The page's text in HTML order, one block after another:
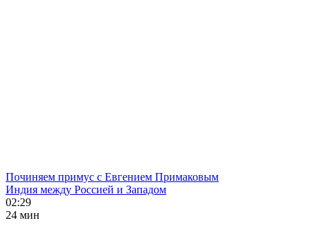
Починяем примус с Евгением Примаковым
Индия между Россией и Западом
02:29
24 мин